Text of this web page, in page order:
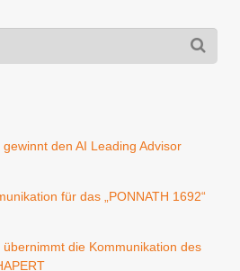
den AI Leading Advisor
für das „PONNATH 1692“
die Kommunikation des